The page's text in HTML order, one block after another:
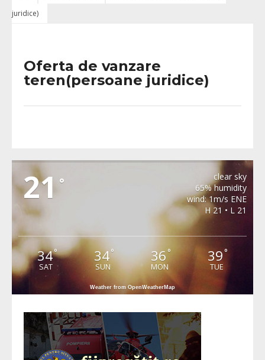
juridice)
Oferta de vanzare
teren(persoane juridice)
21 °
clear sky
65% humidity
wind: 1m/s ENE
H 21 • L 21
34°
SAT
34°
SUN
36°
MON
39°
TUE
Weather from OpenWeatherMap